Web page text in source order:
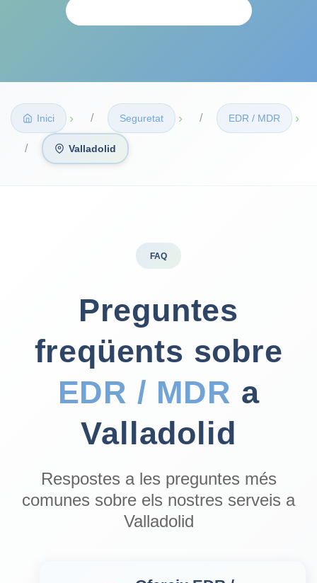
Inici › Seguretat › EDR / MDR ›
Valladolid
FAQ
Preguntes
freqüents sobre
EDR / MDR a
Valladolid
Respostes a les preguntes més
comunes sobre els nostres serveis a
Valladolid